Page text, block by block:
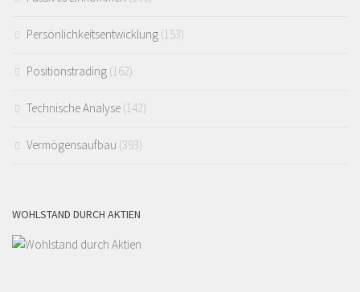
Persönlichkeitsentwicklung (153)
Positionstrading (162)
Technische Analyse (142)
Vermögensaufbau (393)
WOHLSTAND DURCH AKTIEN